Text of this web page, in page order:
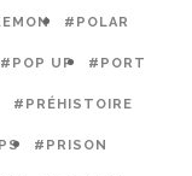
#POLAR
#POP UP #PORT
#PRÉHISTOIRE
#PRISON